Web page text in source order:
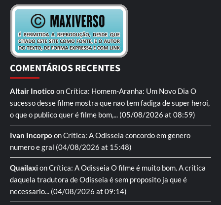
COMENTÁRIOS RECENTES
Altair Inotico onCrítica: Homem-Aranha: Um Novo Dia O
sucesso desse filme mostra que nao tem fadiga de super heroi,
o que o publico quer é filme bom,... (05/08/2026 at 08:59)
Ivan Incorpo onCrítica: A Odisseia concordo em genero
numero e gral (04/08/2026 at 15:48)
QuailaxionCrítica: A Odisseia O filme é muito bom. A critica
daquela tradutora de Odisseia é sem proposito ja que é
necessario... (04/08/2026 at 09:14)